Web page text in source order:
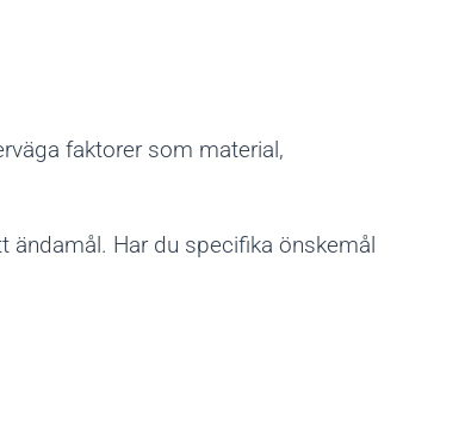
faktorer som material,
Har du specifika önskemål